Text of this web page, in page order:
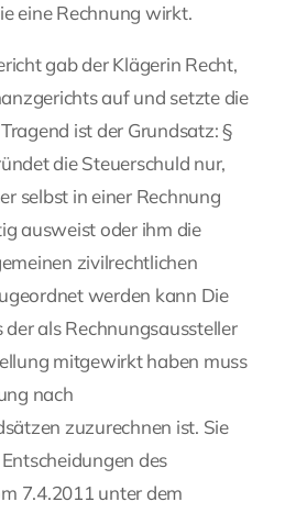
eine Rechnung wirkt.
gab der Klägerin Recht,
auf und setzte die
ist der Grundsatz: §
die Steuerschuld nur,
selbst in einer Rechnung
ausweist oder ihm die
zivilrechtlichen
werden kann Die
als Rechnungsaussteller
mitgewirkt haben muss
nach
zuzurechnen ist. Sie
des
7.4.2011 unter dem